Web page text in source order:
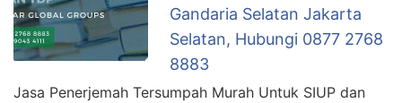
Gandaria Selatan Jakarta
Selatan, Hubungi 0877 2768
8883
Jasa Penerjemah Tersumpah Murah Untuk SIUP dan